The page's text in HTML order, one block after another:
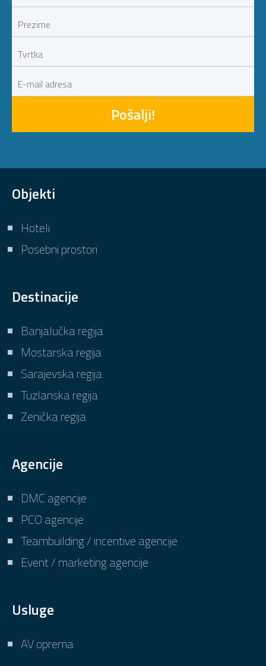
Pošalji!
Objekti
Hoteli
Posebni prostori
Destinacije
Banjalučka regija
Mostarska regija
Sarajevska regija
Tuzlanska regija
Zenička regija
Agencije
DMC agencije
PCO agencije
Teambuilding / incentive agencije
Event / marketing agencije
Usluge
AV oprema